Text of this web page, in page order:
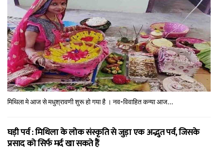
मिथि‍ला मे आज से मधुश्रावणी शुरू हो गया है । नव-विवाहित कन्‍या आज...
घड़ी पर्व : मिथि‍ला के लोक संस्कृति से जुड़ा एक अद्भुत पर्व, जिसके
प्रसाद को सिर्फ मर्द खा सकते हैं